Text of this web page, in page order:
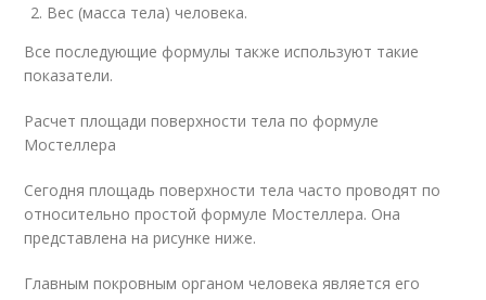
Вес (масса тела) человека.
Все последующие формулы также используют такие
показатели.
Расчет площади поверхности тела по формуле
Мостеллера
Сегодня площадь поверхности тела часто проводят по
относительно простой формуле Мостеллера. Она
представлена на рисунке ниже.
Главным покровным органом человека является его